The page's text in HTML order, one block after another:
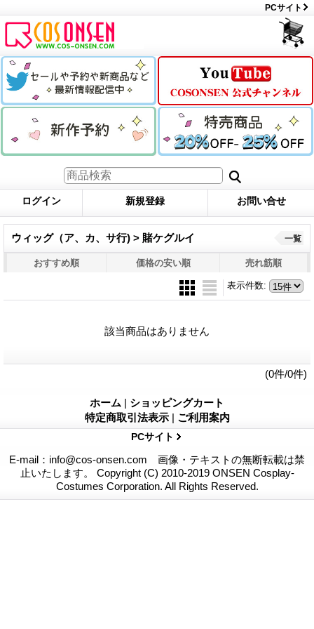
PCサイト
ログイン 新規登録 お問い合せ
ウィッグ（ア、カ、サ行) > 賭ケグルイ 一覧
おすすめ順 価格の安い順 売れ筋順
表示件数:
該当商品はありません
(0件/0件)
ホーム | ショッピングカート
特定商取引法表示 | ご利用案内
PCサイト
E-mail：info@cos-onsen.com 画像・テキストの無断転載は禁
止いたします。 Copyright (C) 2010-2019 ONSEN Cosplay-
Costumes Corporation. All Rights Reserved.